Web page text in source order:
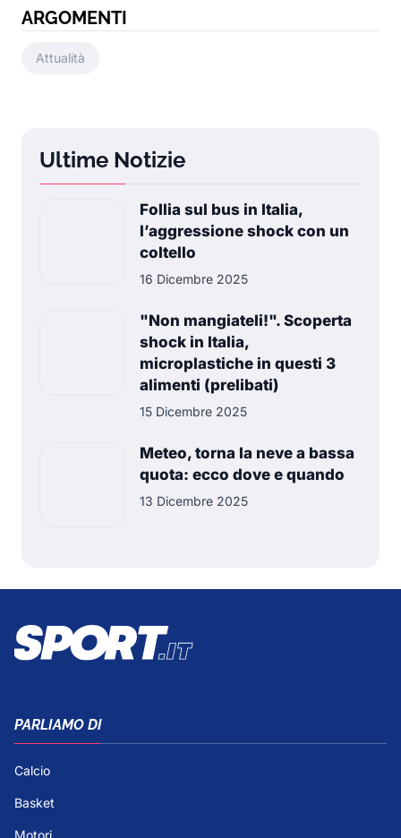
ARGOMENTI
Attualità
Ultime Notizie
Follia sul bus in Italia,
l’aggressione shock con un
coltello
16 Dicembre 2025
"Non mangiateli!". Scoperta
shock in Italia,
microplastiche in questi 3
alimenti (prelibati)
15 Dicembre 2025
Meteo, torna la neve a bassa
quota: ecco dove e quando
13 Dicembre 2025
PARLIAMO DI
Calcio
Basket
Motori